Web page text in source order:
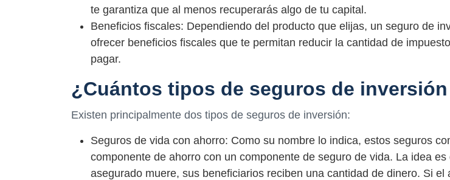
te garantiza que al menos recuperarás algo de tu capital.
Beneficios fiscales: Dependiendo del producto que elijas, un seguro de
ofrecer beneficios fiscales que te permitan reducir la cantidad de
pagar.
¿Cuántos tipos de seguros de
Existen principalmente dos tipos de seguros de inversión:
Seguros de vida con ahorro: Como su nombre lo indica, estos seguros
componente de ahorro con un componente de seguro de vida. La idea es
asegurado muere, sus beneficiarios reciben una cantidad de dinero. Si el